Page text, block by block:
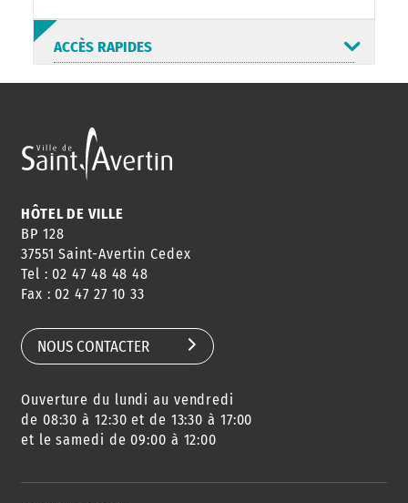
ACCÈS RAPIDES
ANNUAIRE
HORAIRES
CONSEILS
DE QUARTIER
AGENDA
DES SORTIES
URBANISME
HÔTEL DE VILLE
BP 128
37551 Saint-Avertin Cedex
Tel : 02 47 48 48 48
Fax : 02 47 27 10 33
NOUS CONTACTER
Ouverture du lundi au vendredi
de 08:30 à 12:30 et de 13:30 à 17:00
et le samedi de 09:00 à 12:00